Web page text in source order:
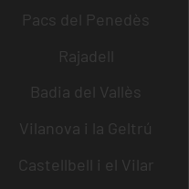
Pacs del Penedès
Rajadell
Badia del Vallès
Vilanova i la Geltrú
Castellbell i el Vilar